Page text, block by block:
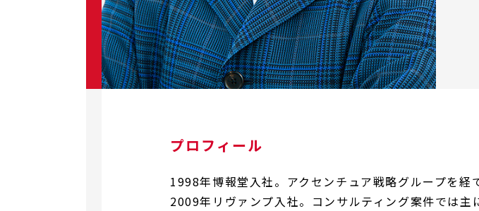
プロフィール
1998年博報堂入社。アクセンチュア戦略グループを経
2009年リヴァンプ入社。コンサルティング案件では